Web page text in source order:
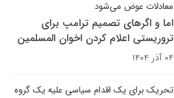
معادلات عوض می‌شود
اما و اگرهای تصمیم ترامپ برای
تروریستی اعلام کردن اخوان المسلمین
۰۴ آذر ۱۴۰۴
تحریک برای یک اقدام سیاسی علیه یک گروه